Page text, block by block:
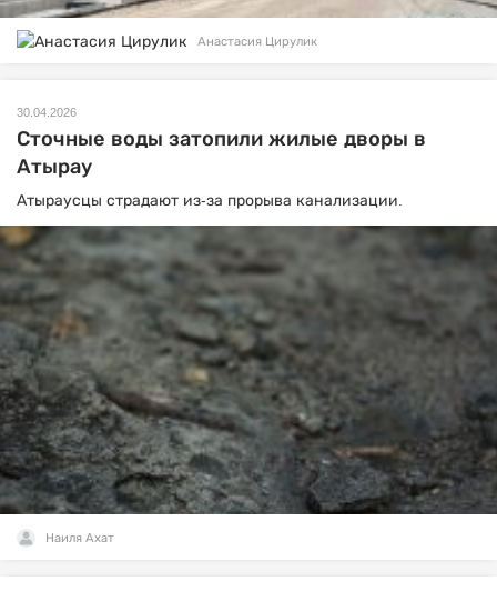
Анастасия Цирулик
30.04.2026
Сточные воды затопили жилые дворы в
Атырау
Атыраусцы страдают из-за прорыва канализации.
Наиля Ахат